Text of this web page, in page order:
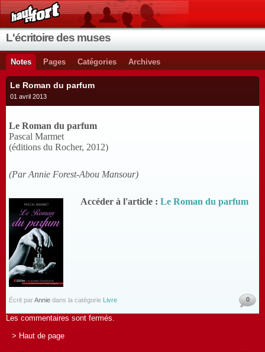
L'écritoire des muses
Notes Pages Catégories Archives
Le Roman du parfum
01 avril 2013
Le Roman du parfum
Pascal Marmet
(éditions du Rocher, 2012)
(Par Annie Forest-Abou Mansour)
Accéder à l'article :Le Roman du parfum
Écrit parAnnie dans la catégorie Livre 0
Les commentaires sont fermés.
> Haut de page